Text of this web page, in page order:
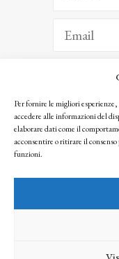
Per fornire le migliori
accedere alle informazioni del
elaborare dati come il
acconsentire o ritirare il
funzioni.
Facendo clic per iscriverti,
seguendo la nostra Privacy
© 2025 Istituto Matteucci. All
l’autorizzazione scritta dei